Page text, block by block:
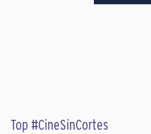
Top #CineSinCortes